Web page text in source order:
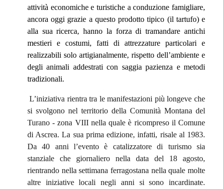
attività economiche e turistiche a conduzione famigliare,
ancora oggi grazie a questo prodotto tipico (il tartufo) e
alla sua ricerca, hanno la forza di tramandare antichi
mestieri e costumi, fatti di attrezzature particolari e
realizzabili solo artigianalmente, rispetto dell’ambiente e
degli animali addestrati con saggia pazienza e metodi
tradizionali.
L’iniziativa rientra tra le manifestazioni più longeve che
si svolgono nel territorio della Comunità Montana del
Turano - zona VIII nella quale è ricompreso il Comune
di Ascrea. La sua prima edizione, infatti, risale al 1983.
Da 40 anni l’evento è catalizzatore di turismo sia
stanziale che giornaliero nella data del 18 agosto,
rientrando nella settimana ferragostana nella quale molte
altre iniziative locali negli anni si sono incardinate.